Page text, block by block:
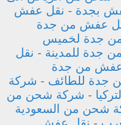
بجدة - نقل عفش
عفش من جدة
جدة لخميس
جدة للمدينة - نقل
من جدة
جدة للطائف - شركة
- شركة شحن من
شحن من السعودية